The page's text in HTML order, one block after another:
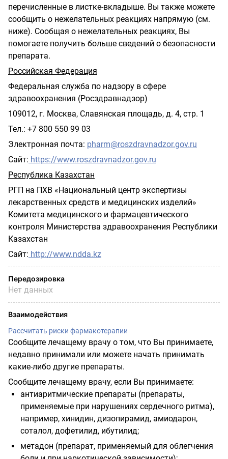
перечисленные в листке-вкладыше. Вы также можете
сообщить о нежелательных реакциях напрямую (см.
ниже). Сообщая о нежелательных реакциях, Вы
помогаете получить больше сведений о безопасности
препарата.
Российская Федерация
Федеральная служба по надзору в сфере
здравоохранения (Росздравнадзор)
109012, г. Москва, Славянская площадь, д. 4, стр. 1
Тел.: +7 800 550 99 03
Электронная почта: pharm@roszdravnadzor.gov.ru
Сайт: https://www.roszdravnadzor.gov.ru
Республика Казахстан
РГП на ПХВ «Национальный центр экспертизы
лекарственных средств и медицинских изделий»
Комитета медицинского и фармацевтического
контроля Министерства здравоохранения Республики
Казахстан
Сайт: http://www.ndda.kz
Передозировка
Нет данных
Взаимодействия
Рассчитать риски фармакотерапии
Сообщите лечащему врачу о том, что Вы принимаете,
недавно принимали или можете начать принимать
какие-либо другие препараты.
Сообщите лечащему врачу, если Вы принимаете:
антиаритмические препараты (препараты,
применяемые при нарушениях сердечного ритма),
например, хинидин, дизопирамид, амиодарон,
соталол, дофетилид, ибутилид;
метадон (препарат, применяемый для облегчения